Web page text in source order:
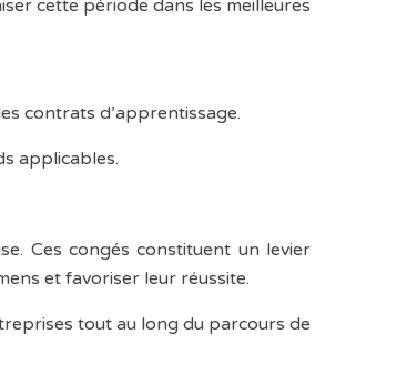
cette période dans les meilleures
contrats d’apprentissage.
applicables.
Ces congés constituent un levier
et favoriser leur réussite.
tout au long du parcours de